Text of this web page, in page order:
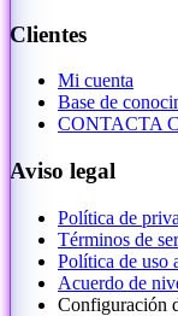
Clientes
Mi cuenta
Base de
CONTACTA
Aviso legal
Política de
Términos de
Política de uso
Acuerdo de
Configuración